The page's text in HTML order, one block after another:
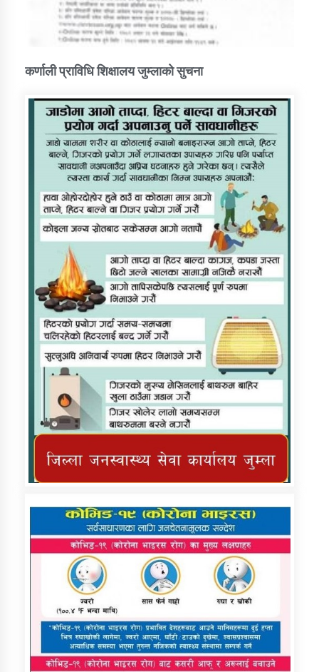
कर्णाली प्राविधि शिक्षालय जुम्लाको सुचना